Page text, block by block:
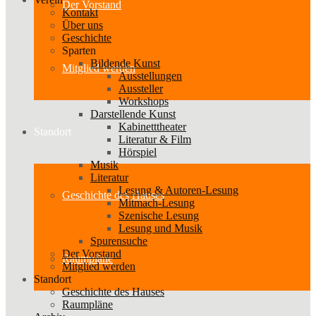
Der Vorstand
Mitglied werden
Standort
Geschichte des Hauses
Raumpläne
Kontakt
Über uns
Geschichte
Sparten
Bildende Kunst
Ausstellungen
Aussteller
Workshops
Darstellende Kunst
Kabinetttheater
Literatur & Film
Hörspiel
Musik
Literatur
Lesung & Autoren-Lesung
Mitmach-Lesung
Szenische Lesung
Lesung und Musik
Spurensuche
Der Vorstand
Mitglied werden
Standort
Geschichte des Hauses
Raumpläne